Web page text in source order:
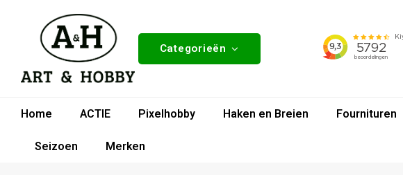
Categorieën
Home ACTIE Pixelhobby Haken en Breien Fournituren
Seizoen
Merken